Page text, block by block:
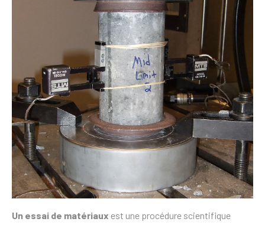
Un essai de matériaux est une procédure scientifique